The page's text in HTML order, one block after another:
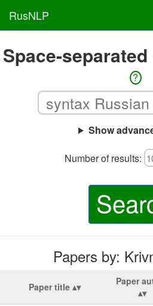
RusNLP
Space-
?
Show
Number of results:
Papers by:
Paper title Paper